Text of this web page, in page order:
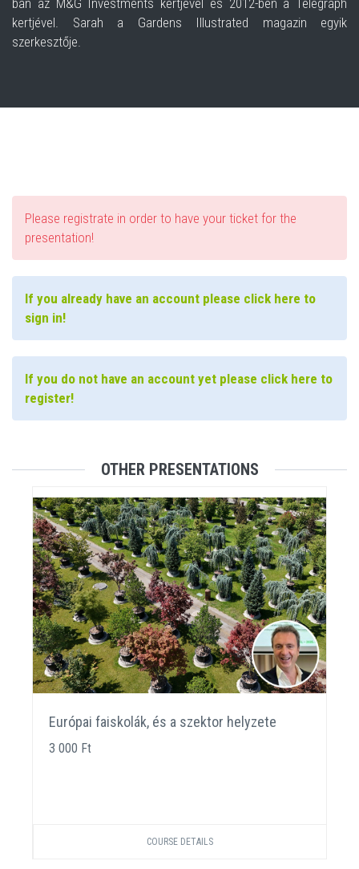
ban az M&G Investments kertjével és 2012-ben a Telegraph
kertjével. Sarah a Gardens Illustrated magazin egyik
szerkesztője.
Please registrate in order to have your ticket for the
presentation!
If you already have an account please click here to
sign in!
If you do not have an account yet please click here to
register!
OTHER PRESENTATIONS
Európai faiskolák, és a szektor helyzete
3 000 Ft
COURSE DETAILS